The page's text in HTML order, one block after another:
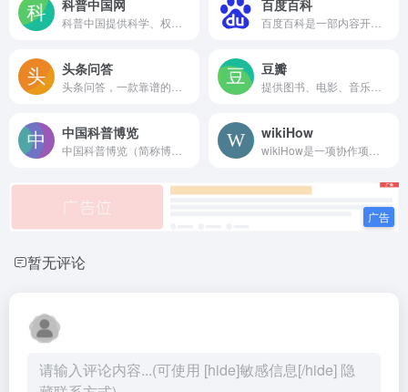
科普中国网 百度百科
头条问答 豆瓣
中国科普博览 wikiHow
暂无评论